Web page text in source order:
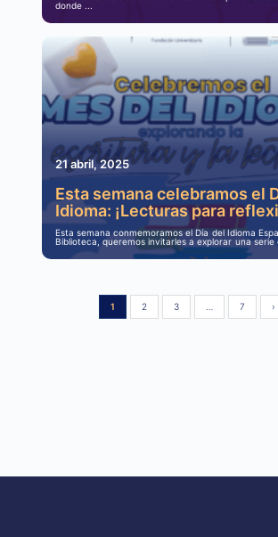
donde ...
21 abril, 2025
Esta semana celebramos el
Idioma: ¡Lecturas para
Esta semana conmemoramos el Día del Idioma
Biblioteca, queremos invitarles a explorar una serie
1 2 3 … 7 ›